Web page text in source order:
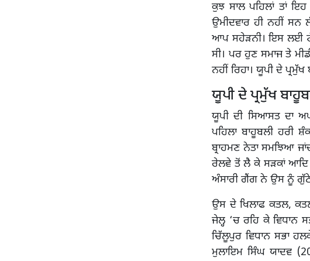
ਕੁਝ ਸਾਲ ਪਹਿਲਾਂ ਤਾਂ
ਉਮੀਦਵਾਰ ਹੀ ਨਹੀਂ ਸਨ
ਆਪ ਸਹੇੜਨੀ। ਇਸ ਲਈ
ਸੀ। ਪਰ ਹੁਣ ਸਮਾਜ ਤੇ
ਨਹੀਂ ਰਿਹਾ। ਯੂਪੀ ਦੇ
ਯੂਪੀ ਦੇ ਪ੍ਰਮੁੱਖ
ਯੂਪੀ ਦੀ ਸਿਆਸਤ ਦਾ
ਪਹਿਲਾ ਬਾਹੂਬਲੀ ਹਰੀ
ਬ੍ਰਾਹਮਣ ਨੇਤਾ ਸਮਝਿਆ
ਰੇਲਵੇ ਤੋਂ ਲੈ ਕੇ ਸੜਕਾਂ ਆਦਿ
ਅੰਸਾਰੀ ਗੈਂਗ ਨੇ ਉਸ ਨੂੰ ਗੁੱਠੇ
ਉਸ ਦੇ ਖਿਲਾਫ ਕਤਲ,
ਜੇਲ੍ਹ ‘ਚ ਰਹਿ ਕੇ ਵਿਧਾਨ
ਚਿੱਲੂਪੁਰ ਵਿਧਾਨ ਸਭਾ
ਮੁਲਾਇਮ ਸਿੰਘ ਯਾਦਵ